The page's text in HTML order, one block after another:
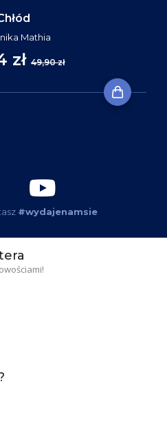
Mathia
zł 49,90 zł
#wydajenamsie